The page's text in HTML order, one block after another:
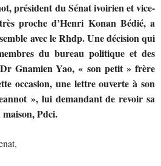
président du Sénat ivoirien et vice-
proche d’Henri Konan Bédié, a
avec le Rhdp. Une décision qui
du bureau politique et des
Gnamien Yao, « son petit » frère
occasion, une lettre ouverte à son
», lui demandant de revoir sa
Pdci.